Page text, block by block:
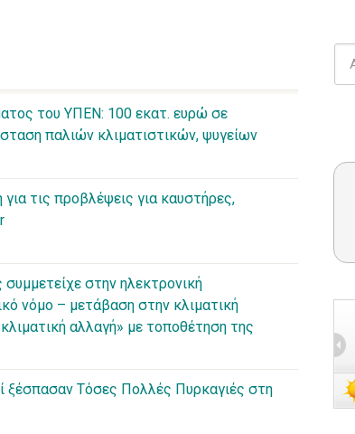
του ΥΠΕΝ: 100 εκατ. ευρώ σε
παλιών κλιματιστικών, ψυγείων
τις προβλέψεις για καυστήρες,
στην ηλεκτρονική
νόμο – μετάβαση στην κλιματική
αλλαγή» με τοποθέτηση της
ξέσπασαν Τόσες Πολλές Πυρκαγιές στη